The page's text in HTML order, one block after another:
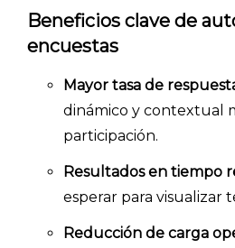
INICIO
PRECIOS
Beneficios clave de
encuestas
Mayor tasa de
dinámico y contextual
participación.
Resultados en tiempo
esperar para visualizar
Reducción de carga